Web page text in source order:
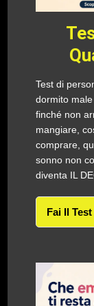
Test di
dormito
finché non
mangiare,
comprare,
sonno non
diventa IL
Fai Il Test